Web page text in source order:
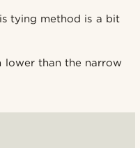
tying method is a bit
lower than the narrow